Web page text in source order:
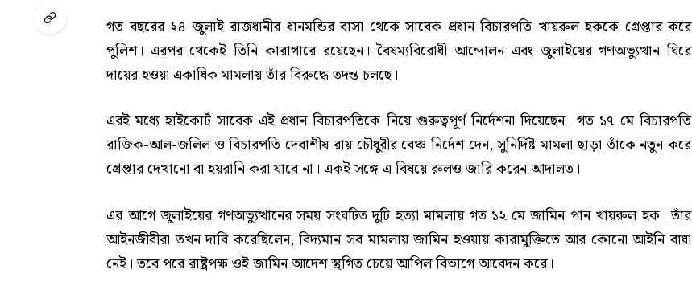
গত বছরের ২৪ জুলাই রাজধানীর ধানমন্ডির বাসা থেকে সাবেক প্রধান বিচারপতি খায়রুল হককে গ্রেপ্তার করে
পুলিশ। এরপর থেকেই তিনি কারাগারে রয়েছেন। বৈষম্যবিরোধী আন্দোলন এবং জুলাইয়ের গণঅভ্যুত্থান ঘিরে
দায়ের হওয়া একাধিক মামলায় তাঁর বিরুদ্ধে তদন্ত চলছে।
এরই মধ্যে হাইকোর্ট সাবেক এই প্রধান বিচারপতিকে নিয়ে গুরুত্বপূর্ণ নির্দেশনা দিয়েছেন। গত ১৭ মে বিচারপতি
রাজিক-আল-জলিল ও বিচারপতি দেবাশীষ রায় চৌধুরীর বেঞ্চ নির্দেশ দেন, সুনির্দিষ্ট মামলা ছাড়া তাঁকে নতুন করে
গ্রেপ্তার দেখানো বা হয়রানি করা যাবে না। একই সঙ্গে এ বিষয়ে রুলও জারি করেন আদালত।
এর আগে জুলাইয়ের গণঅভ্যুত্থানের সময় সংঘটিত দুটি হত্যা মামলায় গত ১২ মে জামিন পান খায়রুল হক। তাঁর
আইনজীবীরা তখন দাবি করেছিলেন, বিদ্যমান সব মামলায় জামিন হওয়ায় কারামুক্তিতে আর কোনো আইনি বাধা
নেই। তবে পরে রাষ্ট্রপক্ষ ওই জামিন আদেশ স্থগিত চেয়ে আপিল বিভাগে আবেদন করে।